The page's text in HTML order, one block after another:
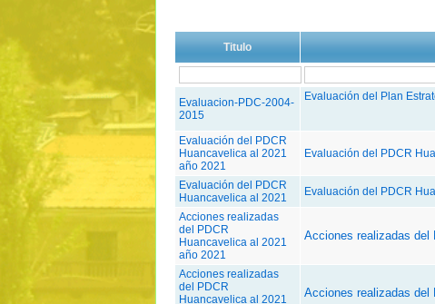
Titulo
Evaluacion-PDC-2004-
2015
Evaluación del Plan
Evaluación del PDCR
Huancavelica al 2021
año 2021
Evaluación del PDCR
Evaluación del PDCR
Huancavelica al 2021
Evaluación del PDCR
Acciones realizadas
del PDCR
Huancavelica al 2021
año 2021
Acciones realizadas del
Acciones realizadas
del PDCR
Huancavelica al 2021
Acciones realizadas del